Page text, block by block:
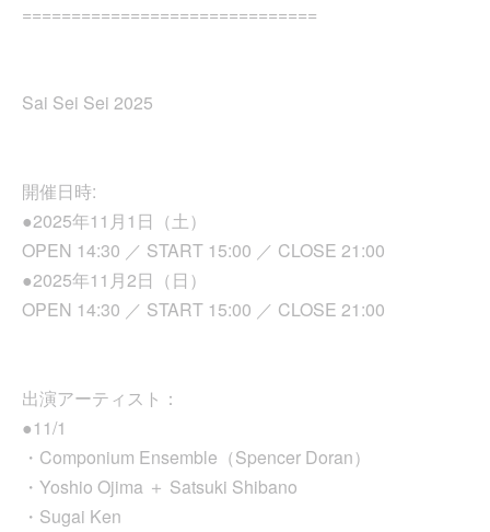
==============================
Sai Sei Sei 2025
開催日時:
●2025年11月1日（土）
OPEN 14:30 ／ START 15:00 ／ CLOSE 21:00
●2025年11月2日（日）
OPEN 14:30 ／ START 15:00 ／ CLOSE 21:00
出演アーティスト：
●11/1
・Componium Ensemble（Spencer Doran）
・Yoshio Ojima ＋ Satsuki Shibano
・Sugai Ken